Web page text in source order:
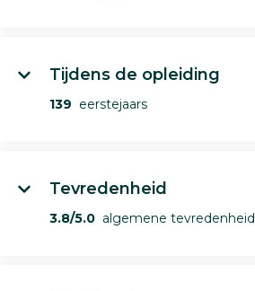
Tijdens de opleiding
139 eerstejaars
Tevredenheid
3.8/5.0 algemene tevredenheid